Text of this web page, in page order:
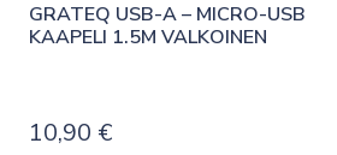
GRATEQ USB-A – MICRO-USB
KAAPELI 1.5M VALKOINEN
10,90 €